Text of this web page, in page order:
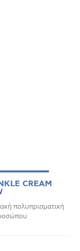
CREAM
πολυπρισματική